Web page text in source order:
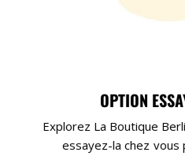
OPTION
Explorez La Boutique
essayez-la chez vous